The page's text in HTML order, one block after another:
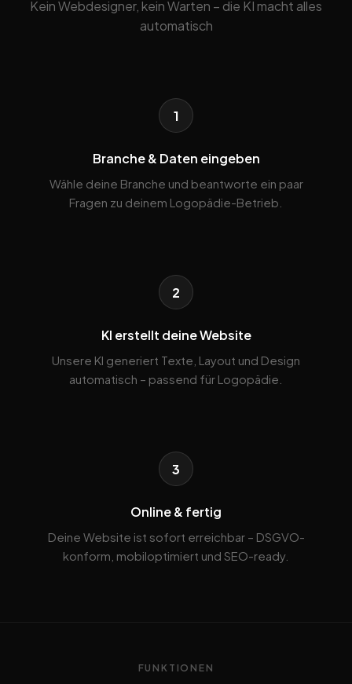
Kein Webdesigner, kein Warten – die KI macht alles
automatisch
1
Branche & Daten eingeben
Wähle deine Branche und beantworte ein paar
Fragen zu deinem Logopädie-Betrieb.
2
KI erstellt deine Website
Unsere KI generiert Texte, Layout und Design
automatisch – passend für Logopädie.
3
Online & fertig
Deine Website ist sofort erreichbar – DSGVO-
konform, mobiloptimiert und SEO-ready.
FUNKTIONEN